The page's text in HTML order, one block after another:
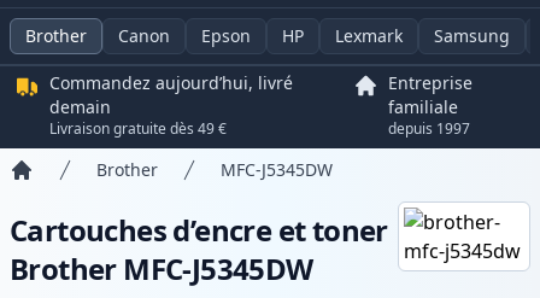
Brother Canon Epson HP Lexmark Samsung
Commandez aujourd’hui, livré
demain
Livraison gratuite dès 49 €
Entreprise
familiale
depuis 1997
Brother MFC-J5345DW
Cartouches d’encre et toner
Brother MFC-J5345DW